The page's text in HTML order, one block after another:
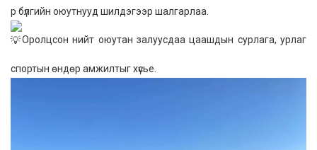
р бүлгийн оюутнууд шилдэгээр шалгарлаа.
Оролцсон нийт оюутан залуусдаа цаашдын сурлага, урлаг
спортын өндөр амжилтыг хүсье.